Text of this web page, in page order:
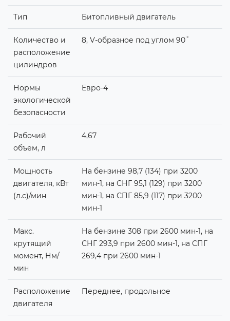
Тип Битопливный двигатель
Количество и
расположение
цилиндров
8, V-образное под углом 90˚
Нормы
экологической
безопасности
Евро-4
Рабочий
объем, л
4,67
Мощность
двигателя, кВт
(л.с)/мин
На бензине 98,7 (134) при 3200
мин-1, на СНГ 95,1 (129) при 3200
мин-1, на СПГ 85,9 (117) при 3200
мин-1
Макс.
крутящий
момент, Нм/
мин
На бензине 308 при 2600 мин-1, на
СНГ 293,9 при 2600 мин-1, на СПГ
269,4 при 2600 мин-1
Расположение
двигателя
Переднее, продольное